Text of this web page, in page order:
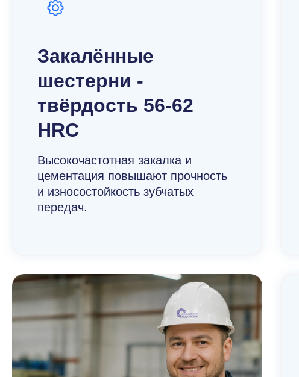
Закалённые
шестерни -
твёрдость 56-62
HRC
Высокочастотная закалка и
цементация повышают прочность
и износостойкость зубчатых
передач.